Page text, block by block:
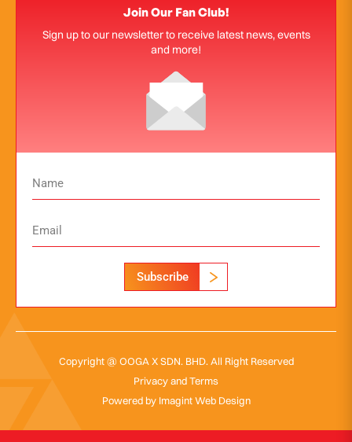
Join Our Fan Club!
Sign up to our newsletter to receive latest news, events
and more!
Subscribe
Copyright @ OOGA X SDN. BHD. All Right Reserved
Privacy and Terms
Powered by Imagint Web Design